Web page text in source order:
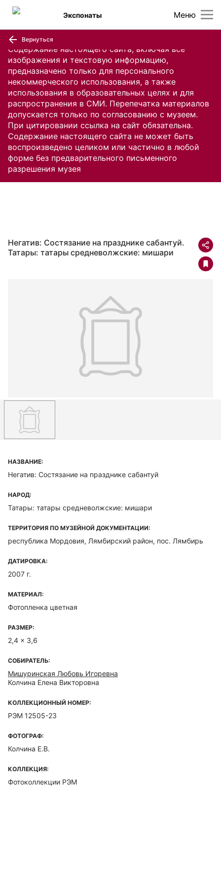
Содержание настоящего сайта, включая все
изображения и текстовую информацию,
предназначено только для персонального
некоммерческого использования, а также
использования в образовательных целях и для
распространения в СМИ. Перепечатка материалов
допускается только по согласованию с музеем.
При цитировании ссылка на сайт обязательна.
Содержание настоящего сайта не может быть
воспроизведено целиком или частично в любой
форме без предварительного письменного
разрешения музея
Меню
Экспонаты
Вернуться
Негатив: Состязание на празднике сабантуй.
Татары: татары средневолжские: мишари
НАЗВАНИЕ:
Негатив: Состязание на празднике сабантуй
НАРОД:
Татары: татары средневолжские: мишари
ТЕРРИТОРИЯ ПО МУЗЕЙНОЙ ДОКУМЕНТАЦИИ:
республика Мордовия, Лямбирский район, пос. Лямбирь
ДАТИРОВКА:
2007 г.
МАТЕРИАЛ:
Фотопленка цветная
РАЗМЕР:
2,4 x 3,6
СОБИРАТЕЛЬ:
Мишуринская Любовь Игоревна
Колчина Елена Викторовна
КОЛЛЕКЦИОННЫЙ НОМЕР:
РЭМ 12505-23
ФОТОГРАФ:
Колчина Е.В.
КОЛЛЕКЦИЯ:
Фотоколлекции РЭМ